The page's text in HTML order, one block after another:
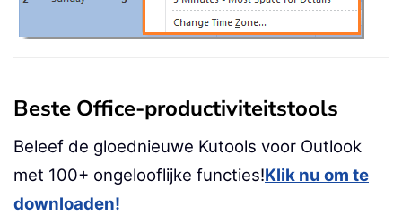
Beste Office-productiviteitstools
Beleef de gloednieuwe Kutools voor Outlook
met 100+ ongelooflijke functies!Klik nu om te
downloaden!